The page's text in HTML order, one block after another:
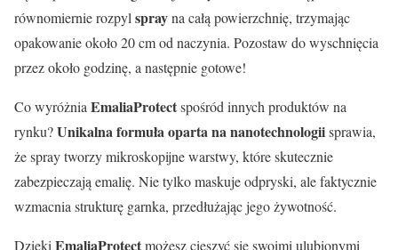
równomiernie rozpyl sprayna całą powierzchnię, trzymając
opakowanie około 20 cm od naczynia. Pozostaw do wyschnięcia
przez około godzinę, a następnie gotowe!
Co wyróżnia EmaliaProtectspośród innych produktów na
rynku?Unikalna formuła oparta na nanotechnologiisprawia,
że spray tworzy mikroskopijne warstwy, które skutecznie
zabezpieczają emalię. Nie tylko maskuje odpryski, ale faktycznie
wzmacnia strukturę garnka, przedłużając jego żywotność.
Dzięki EmaliaProtectmożesz cieszyć się swoimi ulubionymi